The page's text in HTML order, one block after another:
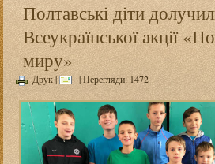
Полтавські діти
Всеукраїнської акції
миру»
Друк| | Перегляди: 1472